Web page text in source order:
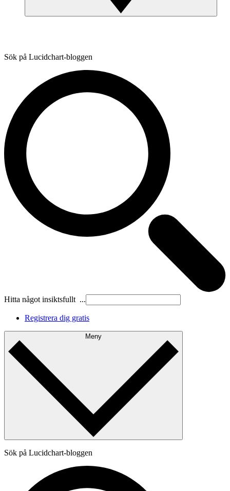
Sök på Lucidchart-bloggen
Hitta något insiktsfullt ...
Registrera dig gratis
Meny
Sök på Lucidchart-bloggen